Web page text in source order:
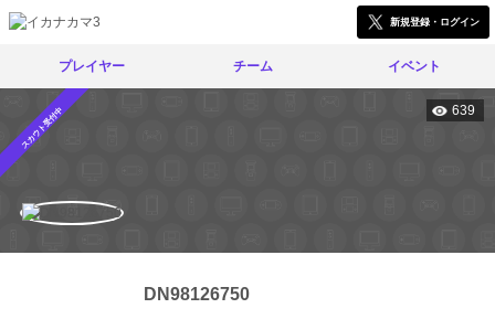
新規登録・ログイン
プレイヤー チーム イベント
スカウト受付中 639
DN98126750